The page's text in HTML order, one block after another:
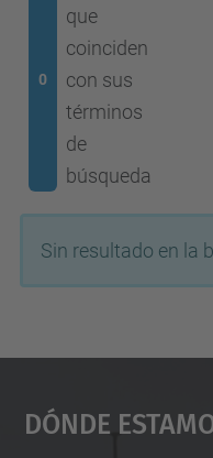
0
que
coinciden
con sus
términos
de
búsqueda
Sin resultado en la
Dónde